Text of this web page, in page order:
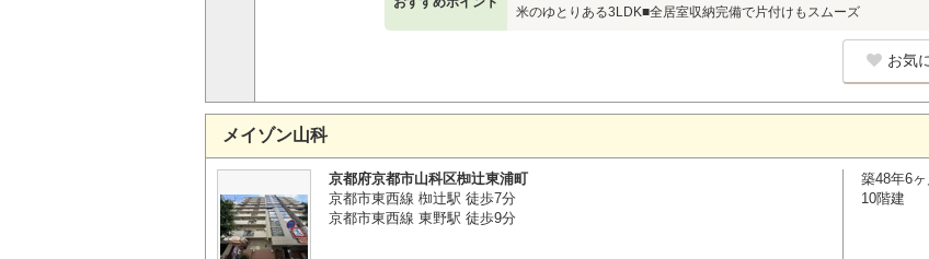
米のゆとりある3LDK■全居室収納完備で片付けもスムーズ
お気
メイゾン山科
京都府京都市山科区椥辻東浦町
京都市東西線 椥辻駅 徒歩7分
京都市東西線 東野駅 徒歩9分
築48年6ヶ
10階建